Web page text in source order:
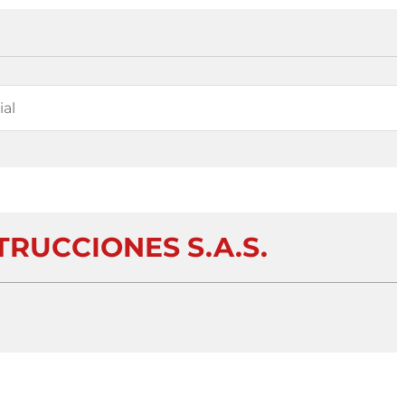
S.A.S.